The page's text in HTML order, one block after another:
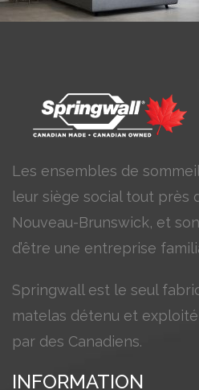
Les ensembles de
leur siège social tout près
Nouveau-Brunswick, et
d’être une entreprise
Springwall est le seul
matelas détenu et exploité
par des Canadiens.
INFORMATION